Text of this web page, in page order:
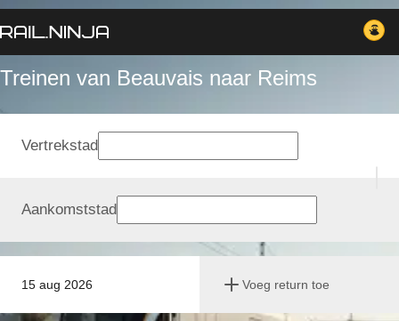
Treinen van Beauvais naar Reims
15 aug 2026 Voeg return toe
Vertrekstad
Aankomststad